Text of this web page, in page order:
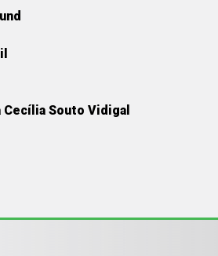
Cecília Souto Vidigal